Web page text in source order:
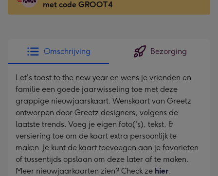
x
Dimensions:
118
x
166
mm
met code GROOT4
Omschrijving Bezorging
Let's toast to the new year en wens je vrienden en
familie een goede jaarwisseling toe met deze
grappige nieuwjaarskaart. Wenskaart van Greetz
ontworpen door Greetz designers, volgens de
laatste trends. Voeg je eigen foto('s), tekst, &
versiering toe om de kaart extra persoonlijk te
maken. Je kunt de kaart toevoegen aan je favorieten
of tussentijds opslaan om deze later af te maken.
Meer nieuwjaarkaarten zien? Check ze hier.